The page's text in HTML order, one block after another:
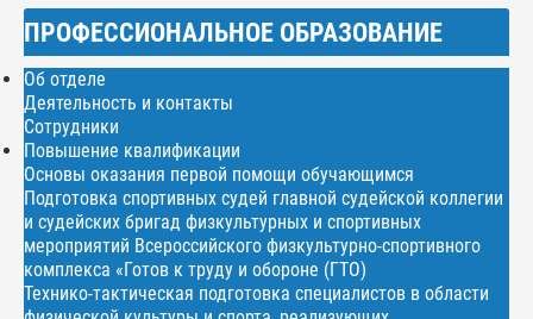
ПРОФЕССИОНАЛЬНОЕ ОБРАЗОВАНИЕ
Об отделе
Деятельность и контакты
Сотрудники
Повышение квалификации
Основы оказания первой помощи обучающимся
Подготовка спортивных судей главной судейской коллегии
и судейских бригад физкультурных и спортивных
мероприятий Всероссийского физкультурно-спортивного
комплекса «Готов к труду и обороне (ГТО)
Технико-тактическая подготовка специалистов в области